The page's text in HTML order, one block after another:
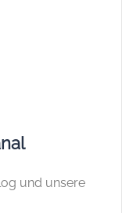
und unsere